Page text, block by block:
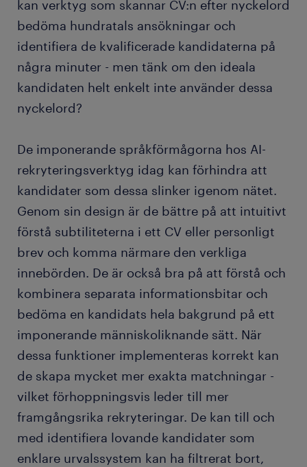
kan verktyg som skannar CV:n efter nyckelord
bedöma hundratals ansökningar och
identifiera de kvalificerade kandidaterna på
några minuter - men tänk om den ideala
kandidaten helt enkelt inte använder dessa
nyckelord?
De imponerande språkförmågorna hos AI-
rekryteringsverktyg idag kan förhindra att
kandidater som dessa slinker igenom nätet.
Genom sin design är de bättre på att intuitivt
förstå subtiliteterna i ett CV eller personligt
brev och komma närmare den verkliga
innebörden. De är också bra på att förstå och
kombinera separata informationsbitar och
bedöma en kandidats hela bakgrund på ett
imponerande människoliknande sätt. När
dessa funktioner implementeras korrekt kan
de skapa mycket mer exakta matchningar -
vilket förhoppningsvis leder till mer
framgångsrika rekryteringar. De kan till och
med identifiera lovande kandidater som
enklare urvalssystem kan ha filtrerat bort,